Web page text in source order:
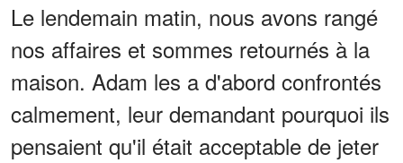
Le lendemain matin, nous avons rangé
nos affaires et sommes retournés à la
maison. Adam les a d'abord confrontés
calmement, leur demandant pourquoi ils
pensaient qu'il était acceptable de jeter